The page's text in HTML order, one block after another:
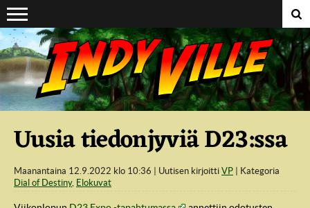
Suoraan sisältöön
Uusia tiedonjyviä D23:ssa
Maanantaina 12.9.2022 klo 10:36 Uutisen kirjoitti VP
Kategoria
Dial of Destiny, Elokuvat